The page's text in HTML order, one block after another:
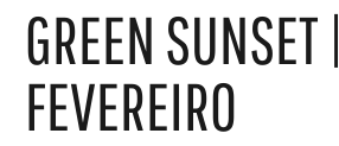
GREEN SUNSET |
FEVEREIRO